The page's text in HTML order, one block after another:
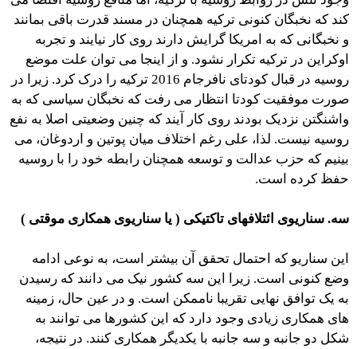
کند که نخبگان کنونی ترکیه همچنان در مسند قدرت باقی بمانند
و نخبگانی که به امریکا گرایش دارند روی کار نیایند و تجربه
اوکراین در ترکیه تکرار نشود. و از اینجا می توان علت موضع
روسیه در قبال کودتای نافرجام 2016 ترکیه را درک کرد. زیرا در
صورت موفقیت کودتا انتظار می رفت که نخبگان سیاسی که به
واشنگتن نزدیک بودند روی کار آیند که چنین وضعیتی اصلا به نفع
روسیه نیست. لذا، علی رغم اختلاف میان پوتین و اردوغان، می
بینیم که حزب عدالت و توسعه همچنان رابطه خود را با روسیه
حفظ کرده است.
سه. سناریوی ائتلافهای تاکتیکی ( یا سناریوی همکاری موقتی )
این سناریو که احتمال تحقق آن بیشتر است، به نوعی ادامه
وضع کنونی است. زیرا این سه کشور نیک می دانند که رسیدن
به یک توافق نهایی تقریبا ناممکن است. و در عین حال، زمینه
های همکاری زیادی وجود دارد که این کشورها می توانند به
شکل دو جانبه و سه جانبه با یکدیگر همکاری کنند. در نتیجه،